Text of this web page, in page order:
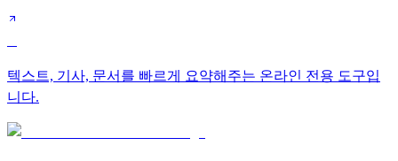
텍스트, 기사, 문서를 빠르게 요약해주는 온라인 전용 도구입
니다.